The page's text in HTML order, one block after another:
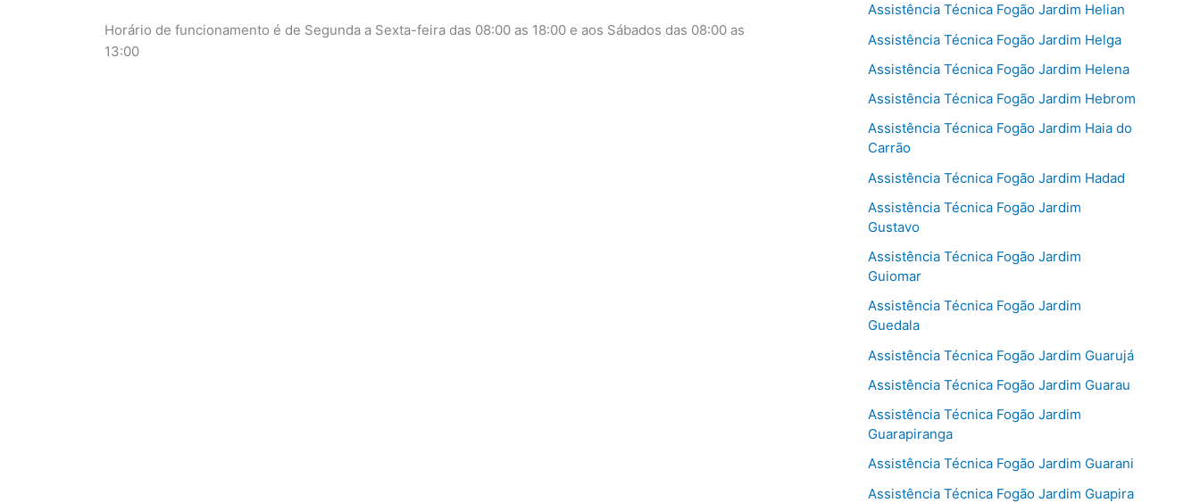
Horário de funcionamento é de Segunda a Sexta-feira das 08:00 as 18:00 e aos Sábados das 08:00 as
13:00
Assistência Técnica Fogão Jardim Helian
Assistência Técnica Fogão Jardim Helga
Assistência Técnica Fogão Jardim Helena
Assistência Técnica Fogão Jardim Hebrom
Assistência Técnica Fogão Jardim Haia do
Carrão
Assistência Técnica Fogão Jardim Hadad
Assistência Técnica Fogão Jardim
Gustavo
Assistência Técnica Fogão Jardim
Guiomar
Assistência Técnica Fogão Jardim
Guedala
Assistência Técnica Fogão Jardim Guarujá
Assistência Técnica Fogão Jardim Guarau
Assistência Técnica Fogão Jardim
Guarapiranga
Assistência Técnica Fogão Jardim Guarani
Assistência Técnica Fogão Jardim Guapira